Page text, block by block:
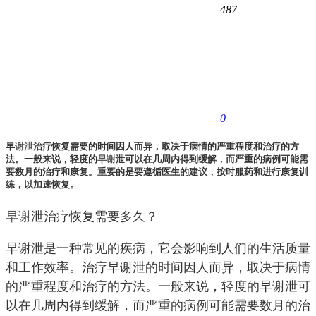
487
0
早谢泄治疗恢复需要的时间因人而异，取决于病情的严重程度和治疗的方
法。一般来说，轻度的早谢泄可以在几周内得到缓解，而严重的病例可能需
要数月的治疗和康复。重要的是要遵循医生的建议，按时服药和进行康复训
练，以加速恢复。
早谢泄治疗恢复需要多久？
早谢泄是一种常见的疾病，它会影响到人们的生活质量
和工作效率。治疗早谢泄的时间因人而异，取决于病情
的严重程度和治疗的方法。一般来说，轻度的早谢泄可
以在几周内得到缓解，而严重的病例可能需要数月的治